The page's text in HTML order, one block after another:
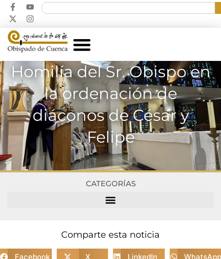
Homilía del Sr. Obispo en
la ordenación de
diáconos de César y
Felipe
CATEGORÍAS
Comparte esta noticia
Facebook X LinkedIn WhatsApp